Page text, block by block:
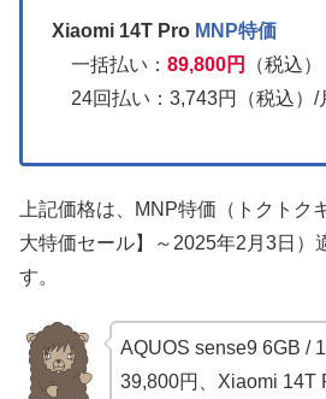
Xiaomi 14T Pro MNP特価
一括払い： 89,800円
（税込）
24回払い：3,743円（税込）/
上記価格は、MNP特価（トクトク
大特価セール】～2025年2月3日）
す。
AQUOS sense9 6GB /
39,800円、Xiaomi 14T